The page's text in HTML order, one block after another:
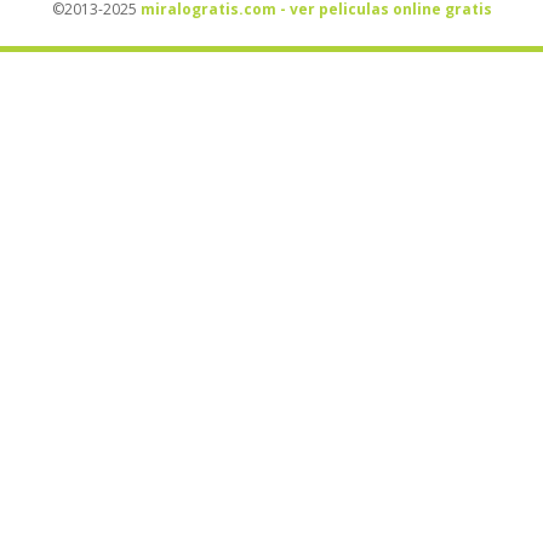
©2013-2025 miralogratis.com - ver peliculas online gratis